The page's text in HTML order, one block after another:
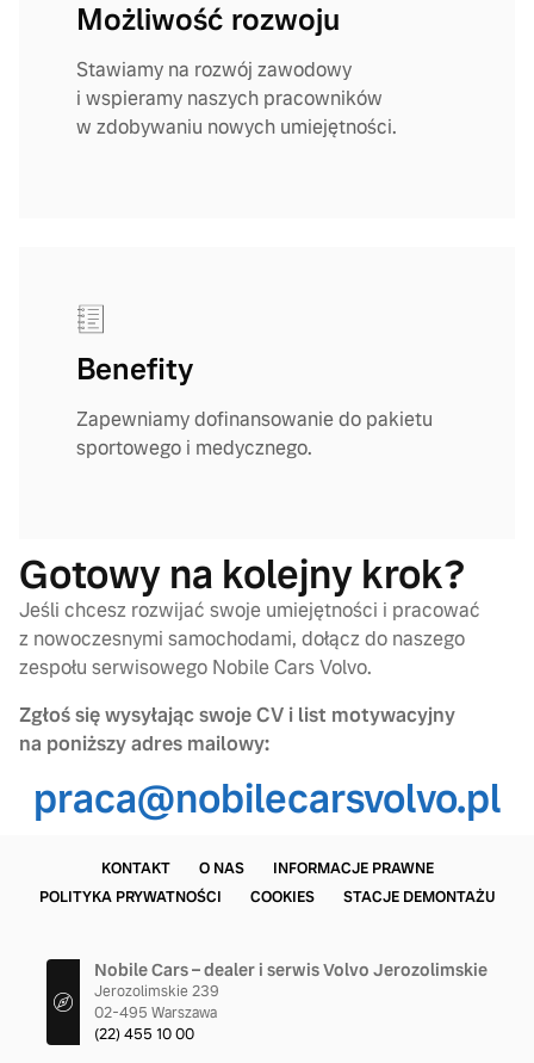
Możliwość rozwoju
Stawiamy na rozwój zawodowy
i wspieramy naszych pracowników
w zdobywaniu nowych umiejętności.
Benefity
Zapewniamy dofinansowanie do pakietu
sportowego i medycznego.
Gotowy na kolejny krok?
Jeśli chcesz rozwijać swoje umiejętności i pracować
z nowoczesnymi samochodami, dołącz do naszego
zespołu serwisowego Nobile Cars Volvo.
Zgłoś się wysyłając swoje CV i list motywacyjny
na poniższy adres mailowy:
praca@nobilecarsvolvo.pl
KONTAKT O NAS
INFORMACJE PRAWNE
POLITYKA PRYWATNOŚCI
COOKIES STACJE DEMONTAŻU
Nobile Cars – dealer i serwis Volvo Jerozolimskie
Jerozolimskie 239
02-495 Warszawa
(22) 455 10 00